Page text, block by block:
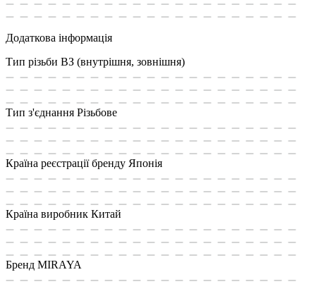
Додаткова інформація
Тип різьби ВЗ (внутрішня, зовнішня)
Тип з'єднання Різьбове
Країна реєстрації бренду Японія
Країна виробник Китай
Бренд MIRAYA